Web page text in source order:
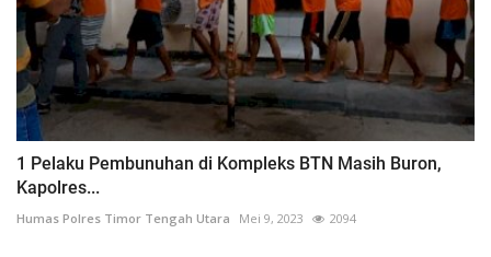
1 Pelaku Pembunuhan di Kompleks BTN Masih Buron,
Kapolres...
Humas Polres Timor Tengah Utara Mei 9, 2023 2094